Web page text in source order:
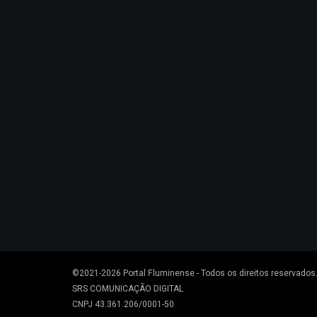
©2021-2026 Portal Fluminense- Todos os direitos reservados.
SRS COMUNICAÇÃO DIGITAL
CNPJ 43.361.206/0001-50